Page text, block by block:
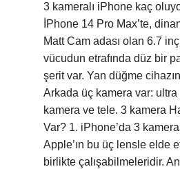
3 kameralı iPhone kaç
İPhone 14 Pro Max’te,
Matt Cam adası olan 6.7
vücudun etrafında düz bir
şerit var. Yan düğme
Arkada üç kamera var:
kamera ve tele. 3 kamera
Var? 1. iPhone’da 3
Apple’ın bu üç lensle elde
birlikte çalışabilmeleridir.